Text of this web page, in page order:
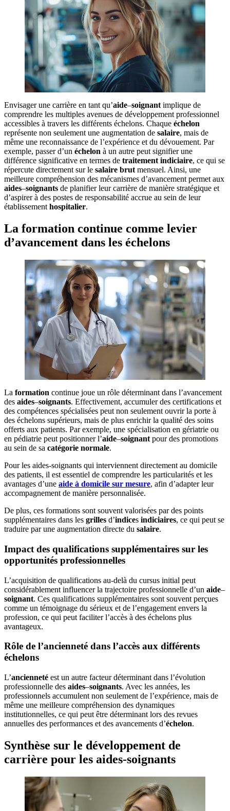
Envisager une carrière en tant qu’aide–soignant implique de
comprendre les multiples avenues de développement professionnel
accessibles à travers les différents échelons. Chaque échelon
représente non seulement une augmentation de salaire, mais de
même une reconnaissance de l’expérience et du dévouement. Par
exemple, passer d’un échelon à un autre peut signifier une
différence significative en termes de traitement indiciaire, ce qui se
répercute directement sur le salaire brut mensuel. Ainsi, une
meilleure compréhension des mécanismes d’avancement permet aux
aides–soignants de planifier leur carrière de manière stratégique et
d’aspirer à des postes de responsabilité accrue au sein de leur
établissement hospitalier.
La formation continue comme levier
d’avancement dans les échelons
La formation continue joue un rôle déterminant dans l’avancement
des aides–soignants. Effectivement, accumuler des certifications et
des compétences spécialisées peut non seulement ouvrir la porte à
des échelons supérieurs, mais de plus enrichir la qualité des soins
offerts aux patients. Par exemple, une spécialisation en gériatrie ou
en pédiatrie peut positionner l’aide–soignant pour des promotions
au sein de sa catégorie normale.
Pour les aides-soignants qui interviennent directement au domicile
des patients, il est essentiel de comprendre les particularités et les
avantages d’une aide à domicile sur mesure, afin d’adapter leur
accompagnement de manière personnalisée.
De plus, ces formations sont souvent valorisées par des points
supplémentaires dans les grilles d’indices indiciaires, ce qui peut se
traduire par une augmentation directe du salaire.
Impact des qualifications supplémentaires sur les
opportunités professionnelles
L’acquisition de qualifications au-delà du cursus initial peut
considérablement influencer la trajectoire professionnelle d’un aide–
soignant. Ces qualifications supplémentaires sont souvent perçues
comme un témoignage du sérieux et de l’engagement envers la
profession, ce qui peut faciliter l’accès à des échelons plus
avantageux.
Rôle de l’ancienneté dans l’accès aux différents
échelons
L’ancienneté est un autre facteur déterminant dans l’évolution
professionnelle des aides–soignants. Avec les années, les
professionnels accumulent non seulement de l’expérience, mais de
même une meilleure compréhension des dynamiques
institutionnelles, ce qui peut être déterminant lors des revues
annuelles des performances et des avancements d’échelon.
Synthèse sur le développement de
carrière pour les aides-soignants